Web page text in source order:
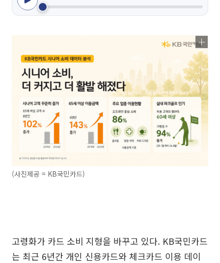
(사진제공 = KB국민카드)
고령화가 카드 소비 지형을 바꾸고 있다. KB국민카드
는 최근 6년간 개인 신용카드와 체크카드 이용 데이